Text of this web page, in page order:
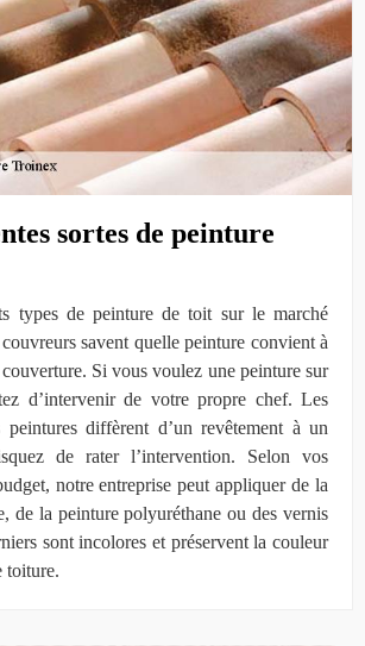
sortes de peinture
types de peinture de toit sur le marché
savent quelle peinture convient à
Si vous voulez une peinture sur
d’intervenir de votre propre chef. Les
peintures diffèrent d’un revêtement à un
de rater l’intervention. Selon vos
notre entreprise peut appliquer de la
de la peinture polyuréthane ou des vernis
sont incolores et préservent la couleur
toiture.